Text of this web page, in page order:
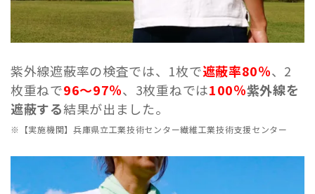
紫外線遮蔽率の検査では、1枚で遮蔽率80％、2
枚重ねで96〜97％、3枚重ねでは100％紫外線を
遮蔽する結果が出ました。
※【実施機関】兵庫県立工業技術センター繊維工業技術支援センター